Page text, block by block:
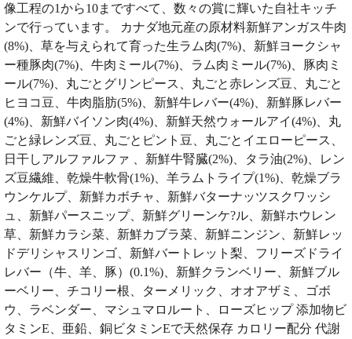
像工程の1から10まですべて、数々の賞に輝いた自社キッチ
ンで行っています。 カナダ地元産の原材料新鮮アンガス牛肉
(8%)、草を与えられて育った生ラム肉(7%)、新鮮ヨークシャ
ー種豚肉(7%)、牛肉ミール(7%)、ラム肉ミール(7%)、豚肉ミ
ール(7%)、丸ごとグリンピース、丸ごと赤レンズ豆、丸ごと
ヒヨコ豆、牛肉脂肪(5%)、新鮮牛レバー(4%)、新鮮豚レバー
(4%)、新鮮バイソン肉(4%)、新鮮天然ウォールアイ(4%)、丸
ごと緑レンズ豆、丸ごとピント豆、丸ごとイエローピース、
日干しアルファルファ 、新鮮牛腎臓(2%)、タラ油(2%)、レン
ズ豆繊維、乾燥牛軟骨(1%)、羊ラムトライプ(1%)、乾燥ブラ
ウンケルプ、新鮮カボチャ、新鮮バターナッツスクワッシ
ュ、新鮮パースニップ、新鮮グリーンケ?ル、新鮮ホウレン
草、新鮮カラシ菜、新鮮カブラ菜、新鮮ニンジン、新鮮レッ
ドデリシャスリンゴ、新鮮バートレット梨、フリーズドライ
レバー（牛、羊、豚）(0.1%)、新鮮クランベリー、新鮮ブル
ーベリー、チコリー根、ターメリック、オオアザミ、ゴボ
ウ、ラベンダー、マシュマロルート、ローズヒップ 添加物ビ
タミンE、亜鉛、銅ビタミンEで天然保存 カロリー配分 代謝